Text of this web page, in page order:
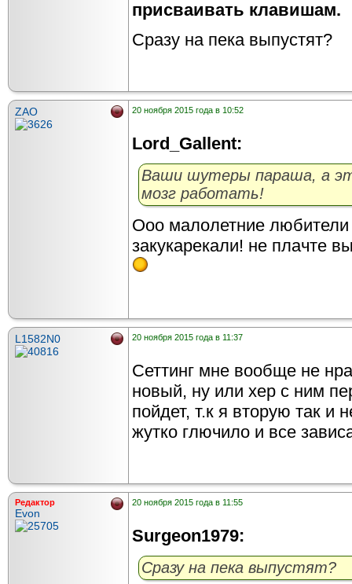
присваивать клавишам.
Сразу на пека выпустят?
ZAO 20 ноября 2015 года в 10:52
Lord_Gallent:
Ваши шутеры параша, а
мозг работать!
Ооо малолетние любители
закукарекали! не плачте
L1582N0 20 ноября 2015 года в 11:37
Сеттинг мне вообще не
новый, ну или хер с ним
пойдет, т.к я вторую так и
жутко глючило и все
Редактор
Evon
20 ноября 2015 года в 11:55
Surgeon1979:
Сразу на пека выпустят?